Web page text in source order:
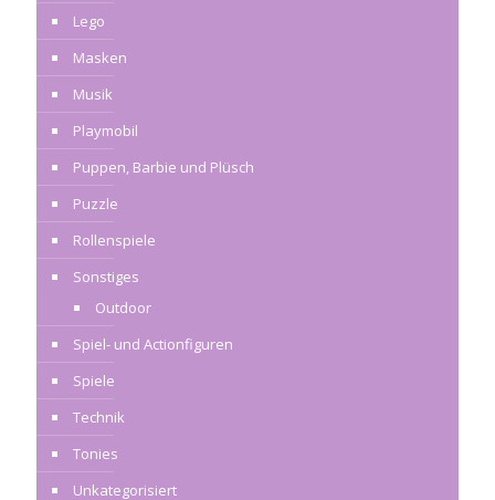
Lego
Masken
Musik
Playmobil
Puppen, Barbie und Plüsch
Puzzle
Rollenspiele
Sonstiges
Outdoor
Spiel- und Actionfiguren
Spiele
Technik
Tonies
Unkategorisiert